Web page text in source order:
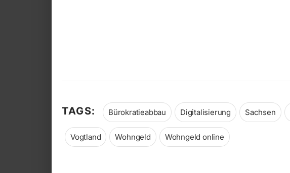
TAGS: Bürokratieabbau Digitalisierung Sachsen
Vogtland Wohngeld Wohngeld online